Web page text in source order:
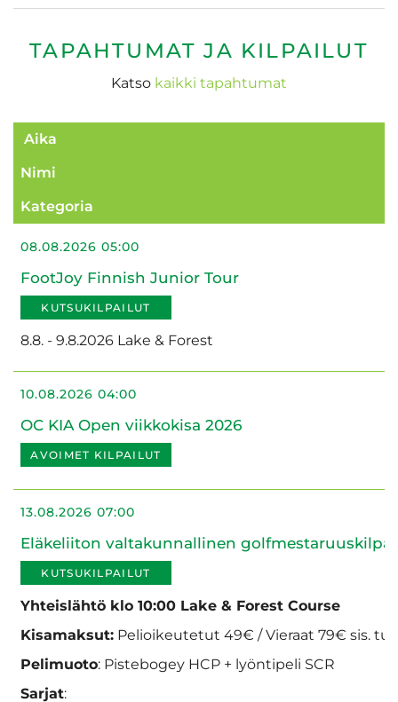
TAPAHTUMAT JA KILPAILUT
Katso kaikki tapahtumat
Aika
Nimi
Kategoria
08.08.2026 05:00
FootJoy Finnish Junior Tour
KUTSUKILPAILUT
8.8. - 9.8.2026 Lake & Forest
10.08.2026 04:00
OC KIA Open viikkokisa 2026
AVOIMET KILPAILUT
13.08.2026 07:00
Eläkeliiton valtakunnallinen
KUTSUKILPAILUT
Yhteislähtö klo 10:00 Lake & Forest Course
Kisamaksut: Pelioikeutetut 49€ / Vieraat 79€ sis.
Pelimuoto: Pistebogey HCP + lyöntipeli SCR
Sarjat: